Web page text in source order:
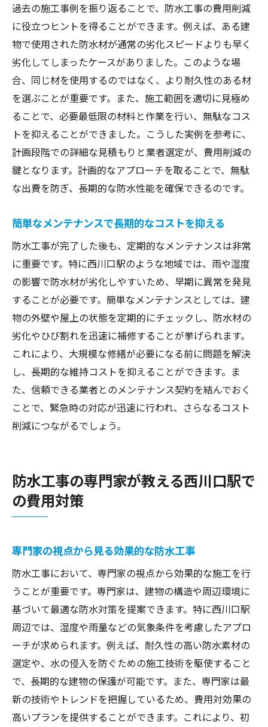
施工の流れを効率化する手順
施工中に発生する問題への対処法
完成後のアフターケアで長期的なコスト削
減
実践的な費用最適化の成功事例
過去の施工事例を振り返ることで、防水工事の費用削減
に役立つヒントを得ることができます。例えば、ある建
物で使用された防水材が通常の劣化スピードよりも早く
劣化してしまったケースがありました。このような場
合、同じ材を使用するのではなく、より耐久性のある材
を選ぶことが重要です。また、施工範囲を適切に見極め
ることで、必要最低限の材料と作業を行い、無駄なコス
トを抑えることができました。こうした実例を参考に、
計画段階での詳細な見積もりと業者選定が、費用削減の
鍵となります。計画的なアプローチを取ることで、無駄
な出費を防ぎ、長期的な防水性能を確保できるのです。
簡単なメンテナンスで長期的なコストを抑える
防水工事が完了した後も、定期的なメンテナンスは非常
に重要です。特に西川口駅のような地域では、雨や湿度
の影響で防水材が劣化しやすいため、早期に異常を発見
することが必要です。簡単なメンテナンスとしては、建
物の外壁や屋上の状態を定期的にチェックし、防水材の
劣化やひび割れを迅速に補修することが挙げられます。
これにより、大規模な修繕が必要になる前に問題を解決
し、長期的な維持コストを抑えることができます。ま
た、信頼できる業者とのメンテナンス契約を結んでおく
ことで、緊急時の対応が迅速に行われ、さらなるコスト
削減につながるでしょう。
防水工事の専門家が教える西川口駅で
の費用対策
専門家の視点から見る効果的な防水工事
防水工事において、専門家の視点から効果的な施工を行
うことが重要です。専門家は、建物の構造や周辺環境に
基づいて最適な防水対策を提案できます。特に西川口駅
周辺では、湿度や雨量などの気象条件を考慮したアプロ
ーチが求められます。例えば、耐久性の高い防水素材の
選定や、水の侵入を防ぐための施工技術を駆使すること
で、長期的な建物の保護が可能です。また、専門家は最
新の技術やトレンドを把握しているため、費用対効果の
高いプランを提供することができます。これにより、初